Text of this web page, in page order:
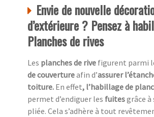
Envie de nouvelle
d’extérieure ? Pensez à
Planches de rives
Les planches de rive figurent parmi
de couvertureafin d’assurer
toiture. En effet, l’habillage de
permet d’endiguer les fuitesgrâce
pliée. Cela s’adhère à tout